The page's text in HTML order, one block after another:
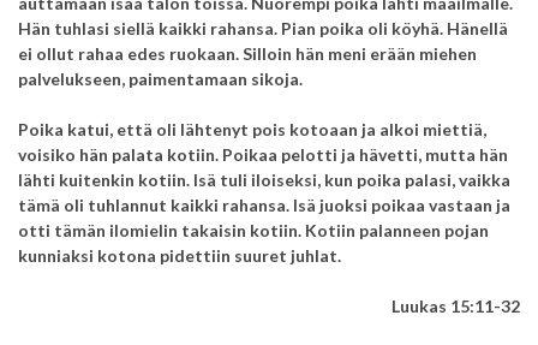
Hän tuhlasi siellä kaikki rahansa. Pian poika oli köyhä. Hänellä
ei ollut rahaa edes ruokaan.Silloin hän meni erään miehen
palvelukseen, paimentamaan sikoja.
Poika katui, että oli lähtenyt pois kotoaan ja alkoi miettiä,
voisiko hän palata kotiin. Poikaa pelotti ja hävetti, mutta hän
lähti kuitenkin kotiin. Isä tuli iloiseksi, kun poika palasi, vaikka
tämä oli tuhlannut kaikki rahansa. Isä juoksi poikaa vastaan ja
otti tämän ilomielin takaisin kotiin. Kotiin palanneen pojan
kunniaksi kotona pidettiin suuret juhlat.
Luukas 15:11-32